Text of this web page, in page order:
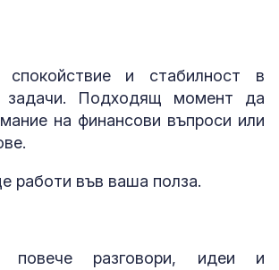
и стабилност в
задачи. Подходящ момент да
на финансови въпроси или
работи във ваша полза.
повече разговори, идеи и